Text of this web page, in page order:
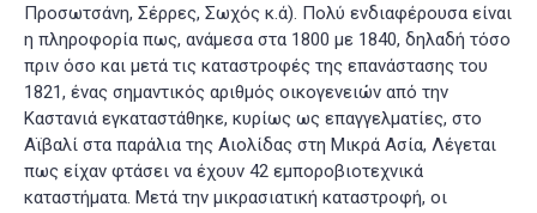
Προσωτσάνη, Σέρρες, Σωχός κ.ά). Πολύ ενδιαφέρουσα είναι
η πληροφορία πως, ανάμεσα στα 1800 με 1840, δηλαδή τόσο
πριν όσο και μετά τις καταστροφές της επανάστασης του
1821, ένας σημαντικός αριθμός οικογενειών από την
Καστανιά εγκαταστάθηκε, κυρίως ως επαγγελματίες, στο
Αϊβαλί στα παράλια της Αιολίδας στη Μικρά Ασία, Λέγεται
πως είχαν φτάσει να έχουν 42 εμποροβιοτεχνικά
καταστήματα. Μετά την μικρασιατική καταστροφή, οι